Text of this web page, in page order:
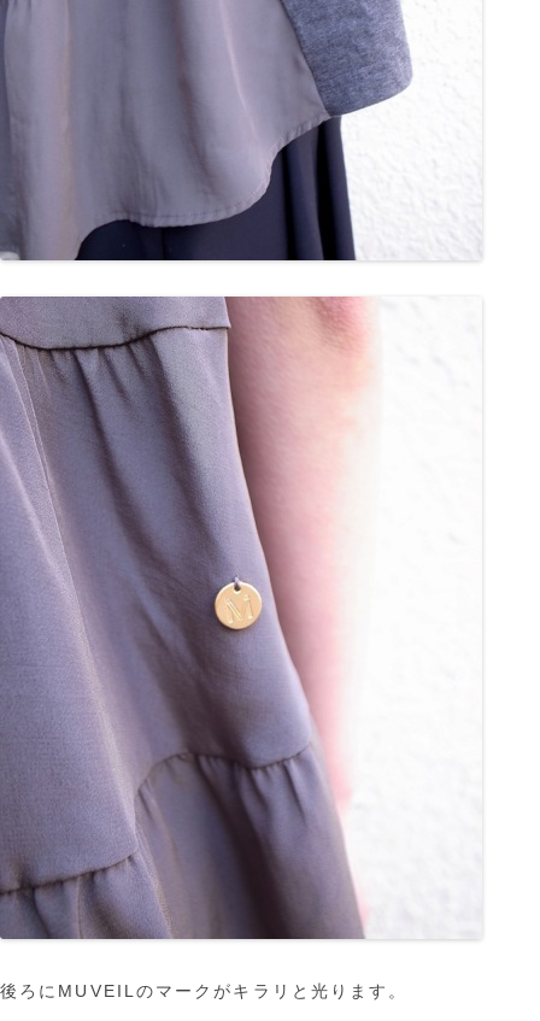
後ろにMUVEILのマークがキラリと光ります。